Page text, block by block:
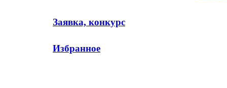
Заявка, конкурс
Избранное